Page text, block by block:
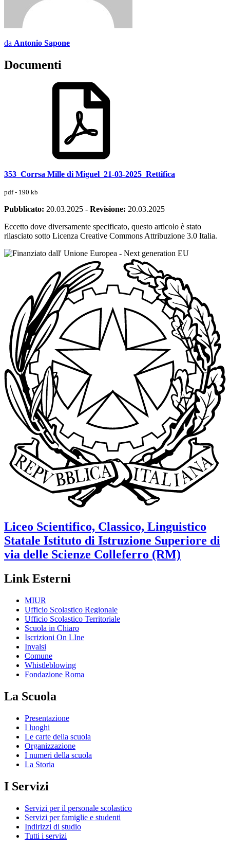
da Antonio Sapone
Documenti
353_Corrsa Mille di Miguel_21-03-2025_Rettifica
pdf - 190 kb
Pubblicato: 20.03.2025 - Revisione: 20.03.2025
Eccetto dove diversamente specificato, questo articolo è stato
rilasciato sotto Licenza Creative Commons Attribuzione 3.0 Italia.
Liceo Scientifico, Classico, Linguistico
Statale Istituto di Istruzione Superiore di
via delle Scienze Colleferro (RM)
Link Esterni
MIUR
Ufficio Scolastico Regionale
Ufficio Scolastico Territoriale
Scuola in Chiaro
Iscrizioni On LIne
Invalsi
Comune
Whistleblowing
Fondazione Roma
La Scuola
Presentazione
I luoghi
Le carte della scuola
Organizzazione
I numeri della scuola
La Storia
I Servizi
Servizi per il personale scolastico
Servizi per famiglie e studenti
Indirizzi di studio
Tutti i servizi